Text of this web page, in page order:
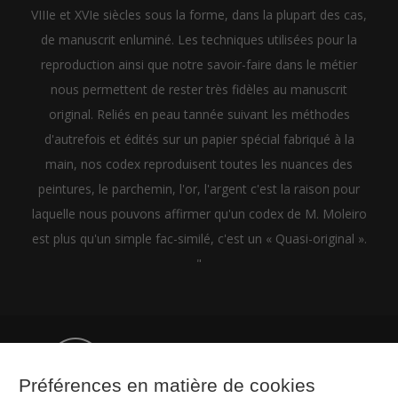
VIIIe et XVIe siècles sous la forme, dans la plupart des cas,
de manuscrit enluminé. Les techniques utilisées pour la
reproduction ainsi que notre savoir-faire dans le métier
nous permettent de rester très fidèles au manuscrit
original. Reliés en peau tannée suivant les méthodes
d'autrefois et édités sur un papier spécial fabriqué à la
main, nos codex reproduisent toutes les nuances des
peintures, le parchemin, l'or, l'argent c'est la raison pour
laquelle nous pouvons affirmer qu'un codex de M. Moleiro
est plus qu'un simple fac-similé, c'est un « Quasi-original ».
"
Préférences en matière de cookies